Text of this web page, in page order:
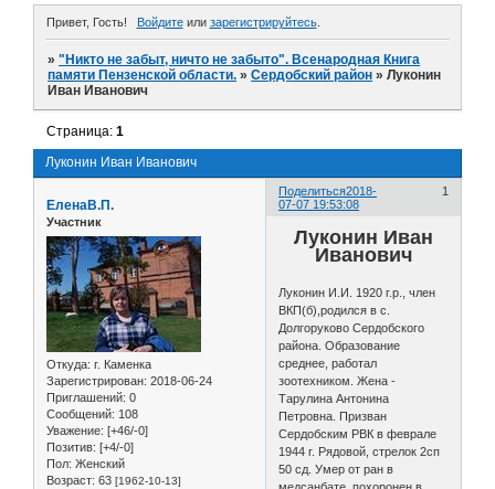
Привет, Гость! Войдитеили зарегистрируйтесь.
»"Никто не забыт, ничто не забыто". Всенародная Книга
памяти Пензенской области. »Сердобский район »Луконин
Иван Иванович
Луконин Иван Иванович
Страница:1
Поделиться 1
2018-
07-07 19:53:08
ЕленаВ.П.
Участник
Откуда: г. Каменка
Зарегистрирован: 2018-06-24
Приглашений: 0
Сообщений: 108
Уважение: [+46/-0]
Позитив: [+4/-0]
Пол: Женский
Возраст: 63 [1962-10-13]
Луконин Иван
Иванович
Луконин И.И. 1920 г.р., член
ВКП(б),родился в с.
Долгоруково Сердобского
района. Образование
среднее, работал
зоотехником. Жена -
Тарулина Антонина
Петровна. Призван
Сердобским РВК в феврале
1944 г. Рядовой, стрелок 2сп
50 сд. Умер от ран в